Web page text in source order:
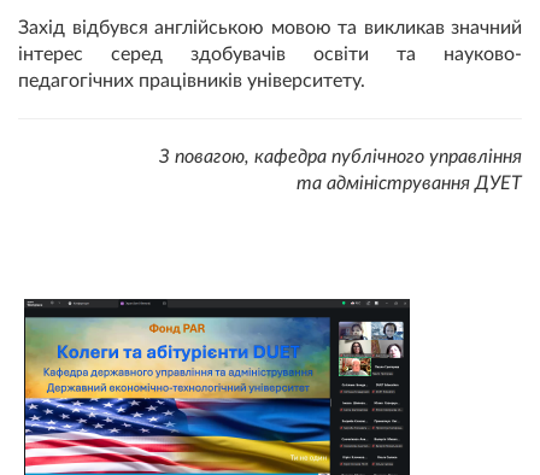
Захід відбувся англійською мовою та викликав значний
інтерес серед здобувачів освіти та науково-
педагогічних працівників університету.
З повагою, кафедра публічного управління
та адміністрування ДУЕТ